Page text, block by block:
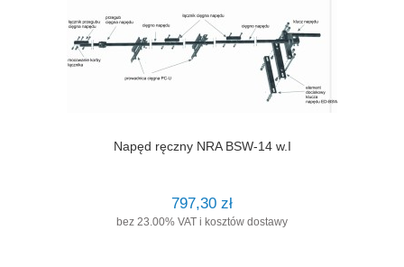
Napęd ręczny NRA BSW-14 w.I
797,30 zł
bez 23.00% VAT i kosztów dostawy